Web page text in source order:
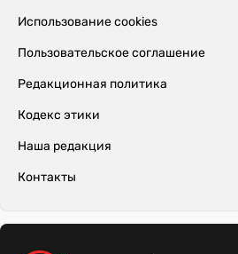
Использование cookies
Пользовательское соглашение
Редакционная политика
Кодекс этики
Наша редакция
Контакты